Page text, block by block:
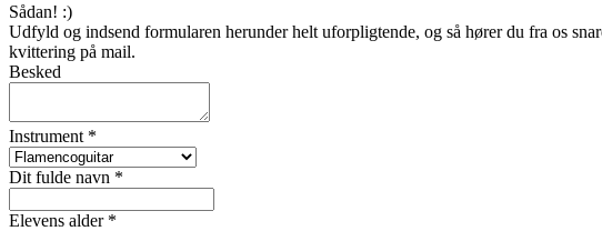
Sådan! :)
Udfyld og indsend formularen herunder helt uforpligtende, og så hører du fra os
kvittering på mail.
Besked
Instrument *
Dit fulde navn *
Elevens alder *